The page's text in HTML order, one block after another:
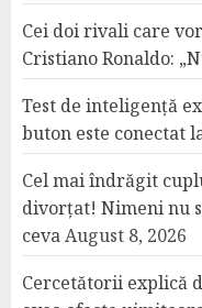
Cei doi rivali care
Cristiano Ronaldo:
Test de inteligență
buton este conectat
Cel mai îndrăgit
divorțat! Nimeni nu
cevaAugust 8, 2026
Cercetătorii explică